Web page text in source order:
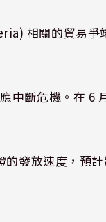
相關的貿易爭
中斷危機。在 6
發放速度，預